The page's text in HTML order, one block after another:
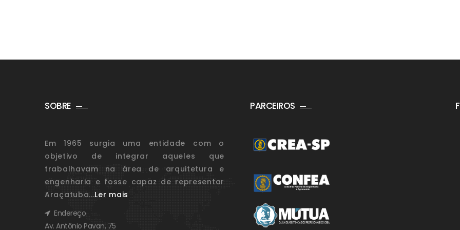
SOBRE
Em 1965 surgia uma entidade com o
objetivo de integrar aqueles que
trabalhavam na área de arquitetura e
engenharia e fosse capaz de representar
Araçatuba...Ler mais
Endereço
Av. Antônio Pavan, 75
PARCEIROS